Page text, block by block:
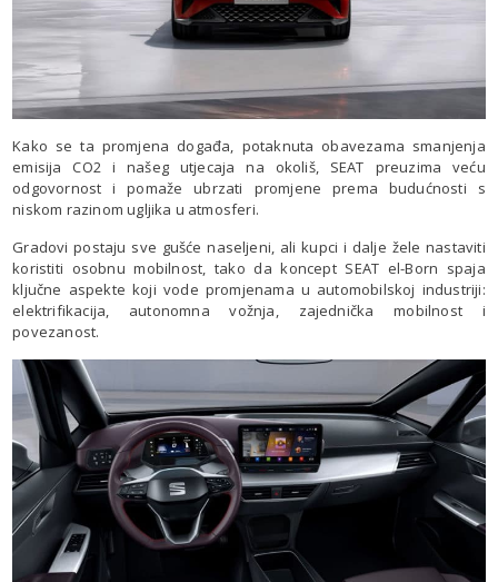
Kako se ta promjena događa, potaknuta obavezama smanjenja
emisija CO2 i našeg utjecaja na okoliš, SEAT preuzima veću
odgovornost i pomaže ubrzati promjene prema budućnosti s
niskom razinom ugljika u atmosferi.
Gradovi postaju sve gušće naseljeni, ali kupci i dalje žele nastaviti
koristiti osobnu mobilnost, tako da koncept SEAT el-Born spaja
ključne aspekte koji vode promjenama u automobilskoj industriji:
elektrifikacija, autonomna vožnja, zajednička mobilnost i
povezanost.